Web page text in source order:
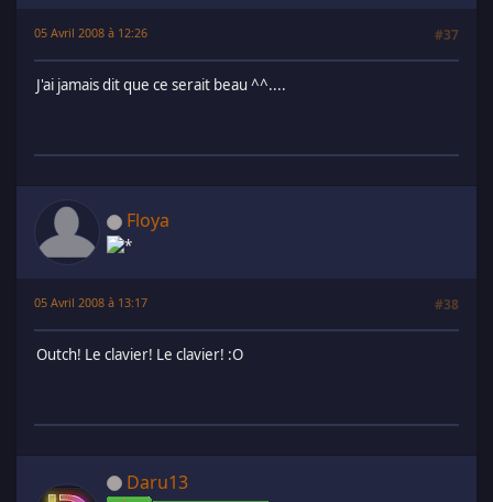
05 Avril 2008 à 12:26 #37
J'ai jamais dit que ce serait beau ^^....
Floya
05 Avril 2008 à 13:17 #38
Outch! Le clavier! Le clavier! :O
Daru13